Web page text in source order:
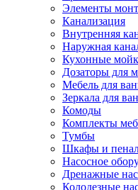
Элементы
Канализация
Внутренняя
Наружная
Кухонные
Дозаторы для
Мебель для
Зеркала для
Комоды
Комплекты
Тумбы
Шкафы и
Насосное
Дренажные
Колодезные